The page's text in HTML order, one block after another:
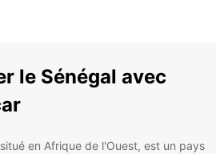
le Sénégal avec
en Afrique de l'Ouest, est un pays